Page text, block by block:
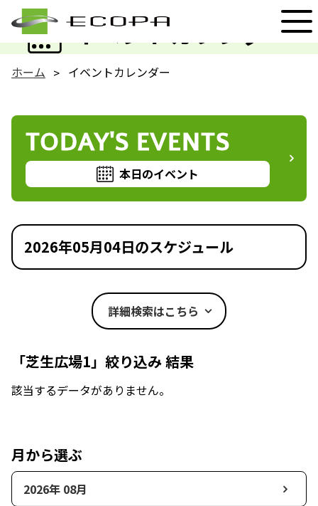
イベントカレンダー
EVENT
ホーム イベントカレンダー
TODAY'S EVENTS
本日のイベント
2026年05月04日のスケジュール
詳細検索はこちら
「芝生広場1」絞り込み 結果
該当するデータがありません。
月から選ぶ
2026年 08月